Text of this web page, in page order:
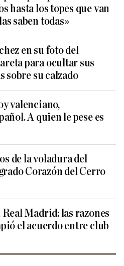
hasta los topes que van
saben todas»
en su foto del
para ocultar sus
sobre su calzado
valenciano,
A quien le pese es
de la voladura del
Corazón del Cerro
Madrid: las razones
el acuerdo entre club